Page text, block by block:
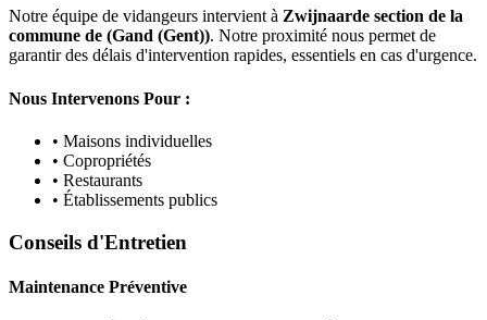
Notre équipe de vidangeurs intervient à Zwijnaarde section de la
commune de (Gand (Gent)). Notre proximité nous permet de
garantir des délais d'intervention rapides, essentiels en cas d'urgence.
Nous Intervenons Pour :
• Maisons individuelles
• Copropriétés
• Restaurants
• Établissements publics
Conseils d'Entretien
Maintenance Préventive